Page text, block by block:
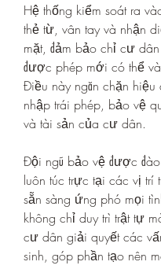
Hệ thống kiểm soát ra
thẻ từ, vân tay và nhận
mặt, đảm bảo chỉ cư
được phép mới có thể
Điều này ngăn chặn hiệu
nhập trái phép, bảo vệ
và tài sản của cư dân.
Đội ngũ bảo vệ được
luôn túc trực tại các vị trí
sẵn sàng ứng phó mọi
không chỉ duy trì trật tự
cư dân giải quyết các
sinh, góp phần tạo nên